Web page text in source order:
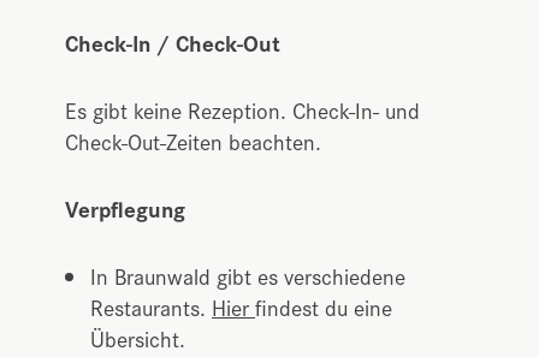
Check-In / Check-Out
Es gibt keine Rezeption. Check-In- und
Check-Out-Zeiten beachten.
Verpflegung
In Braunwald gibt es verschiedene
Restaurants. Hierfindest du eine
Übersicht.